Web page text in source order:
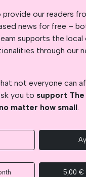
our readers
news for free –
supports the
through our
not everyone can
you to support The
matter how small.
5,00 €